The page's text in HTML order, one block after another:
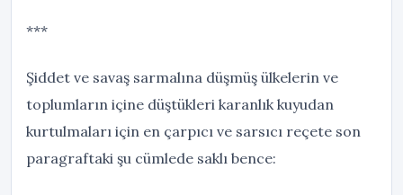
***
Şiddet ve savaş sarmalına düşmüş ülkelerin ve
toplumların içine düştükleri karanlık kuyudan
kurtulmaları için en çarpıcı ve sarsıcı reçete son
paragraftaki şu cümlede saklı bence: